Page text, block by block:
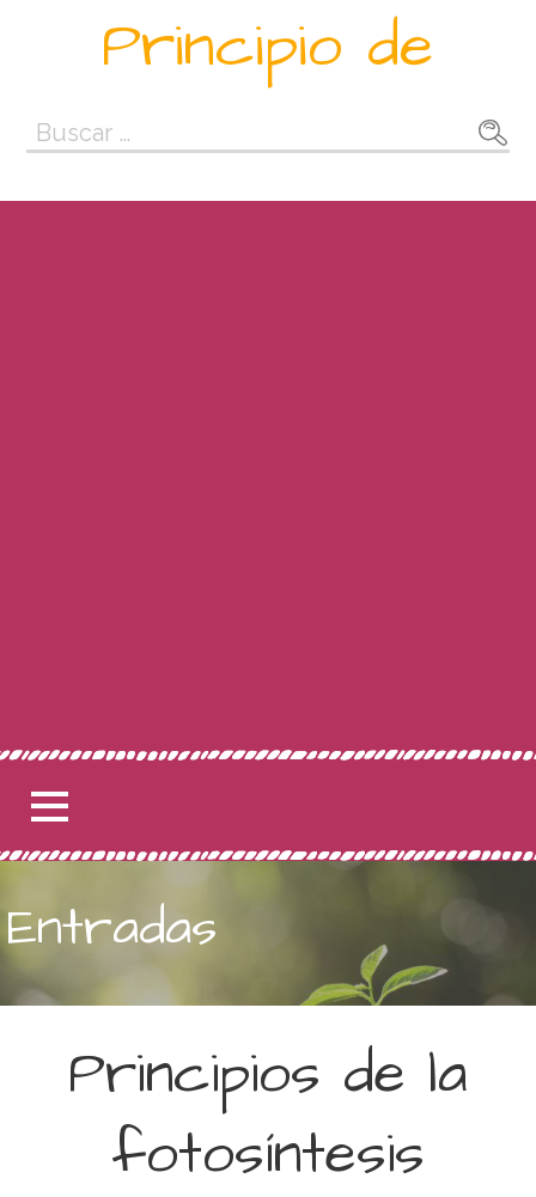
Principio de
Buscar:
Entradas
Principios de la
fotosíntesis